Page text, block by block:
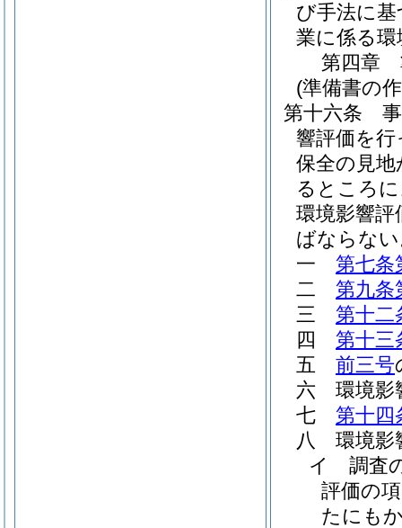
び手法に
業に係る
第四章
(準備書の
第十六条
響評価を
保全の見
るところ
環境影響評
ばならな
一
第七条
二
第九条
三
第十二
四
第十三
五
前三号
六
環境影
七
第十四
八
環境影
イ
調査
評価の
たにも